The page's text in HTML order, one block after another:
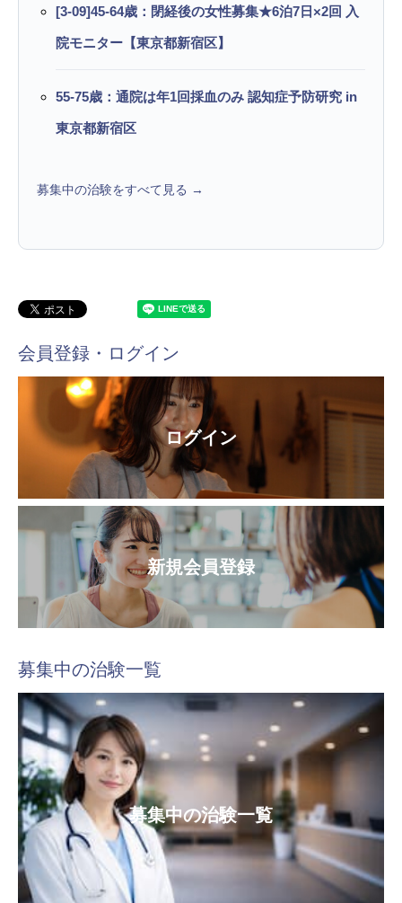
[3-09]45-64歳：閉経後の女性募集★6泊7日×2回 入
院モニター【東京都新宿区】
55-75歳：通院は年1回採血のみ 認知症予防研究 in
東京都新宿区
募集中の治験をすべて見る →
会員登録・ログイン
ログイン
新規会員登録
募集中の治験一覧
募集中の治験一覧